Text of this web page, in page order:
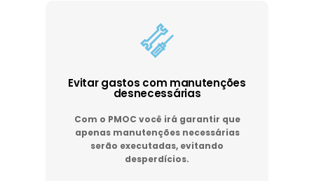
Evitar gastos com manutenções
desnecessárias
Com o PMOC você irá garantir que
apenas manutenções necessárias
serão executadas, evitando
desperdícios.